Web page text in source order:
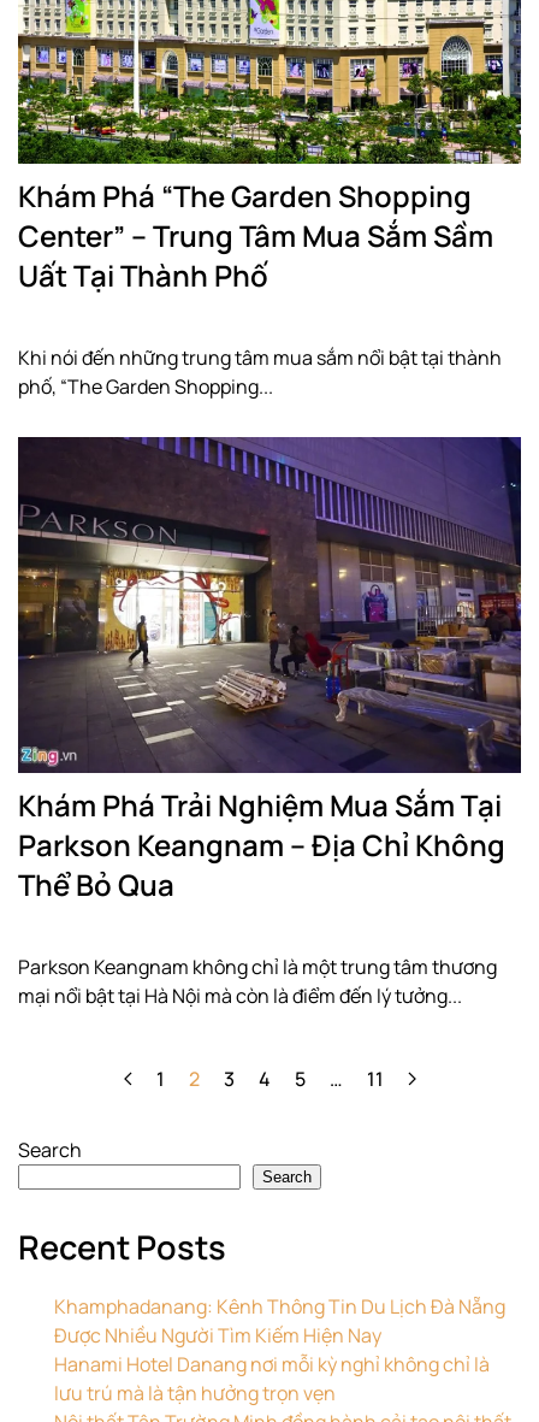
Khám Phá “The Garden Shopping
Center” – Trung Tâm Mua Sắm Sầm
Uất Tại Thành Phố
Khi nói đến những trung tâm mua sắm nổi bật tại thành
phố, “The Garden Shopping...
Khám Phá Trải Nghiệm Mua Sắm Tại
Parkson Keangnam – Địa Chỉ Không
Thể Bỏ Qua
Parkson Keangnam không chỉ là một trung tâm thương
mại nổi bật tại Hà Nội mà còn là điểm đến lý tưởng...
1 2 3 4 5 … 11
Search
Search
Recent Posts
Khamphadanang: Kênh Thông Tin Du Lịch Đà Nẵng
Được Nhiều Người Tìm Kiếm Hiện Nay
Hanami Hotel Danang nơi mỗi kỳ nghỉ không chỉ là
lưu trú mà là tận hưởng trọn vẹn